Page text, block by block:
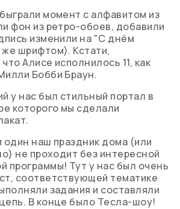
момент с алфавитом из
фон из ретро-обоев, добавили
изменили на "С днём
шрифтом). Кстати,
Алисе исполнилось 11, как
Бобби Браун.
у нас был стильный портал в
которого мы сделали
один наш праздник дома (или
не проходит без интересной
программы! Тут у нас был очень
соответствующей тематике
задания и составляли
В конце было Тесла-шоу!